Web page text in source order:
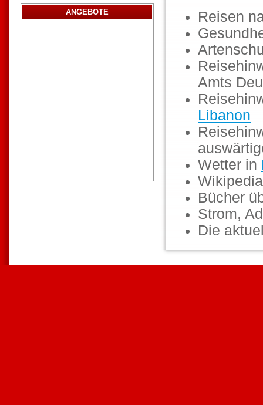
ANGEBOTE
Reisen
Amts
Libanon
Wetter in
Bücher
Strom,
Die